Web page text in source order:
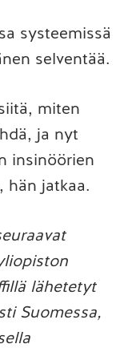
systeemissä
selventää.
miten
ja nyt
insinöörien
hän jatkaa.
lähetetyt
Suomessa,